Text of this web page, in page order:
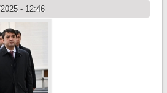
- 12:46